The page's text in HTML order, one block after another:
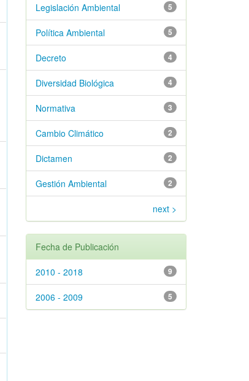
5
Legislación Ambiental
5
Política Ambiental
4
Decreto
4
Diversidad Biológica
3
Normativa
2
Cambio Climático
2
Dictamen
2
Gestión Ambiental
next >
Fecha de Publicación
9
2010 - 2018
5
2006 - 2009